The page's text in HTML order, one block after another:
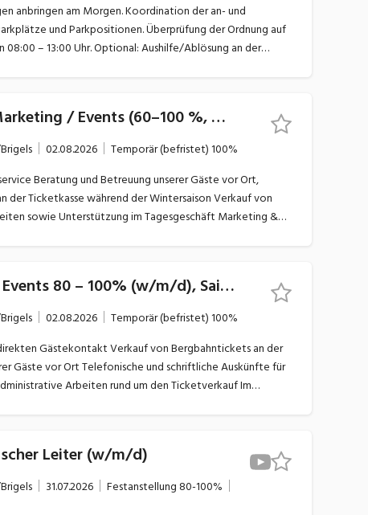
anbringen am Morgen. Koordination der an- und
und Parkpositionen. Überprüfung der Ordnung auf
– 13:00 Uhr. Optional: Aushilfe/Ablösung an der
Praktikum Ticketing & Marketing / Events (60–100 %, w/m/d)
02.08.2026 Temporär (befristet)100%
Ticketing & Marketing / Events 80 – 100% (w/m/d), Saisonstelle
02.08.2026 Temporär (befristet)100%
Leiter (w/m/d)
31.07.2026 Festanstellung80-100%